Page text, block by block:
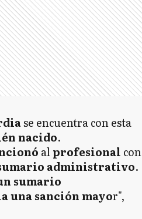
se encuentra con esta
nacido.
alprofesional con
administrativo.
sumario
una sanción mayor",